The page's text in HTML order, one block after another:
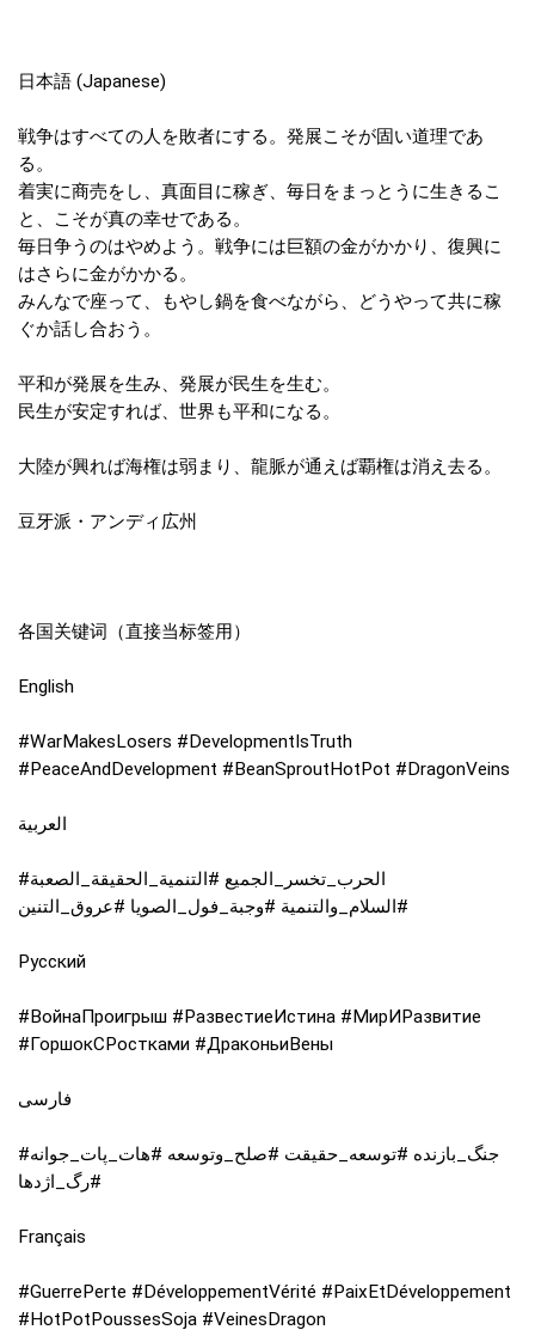
日本語 (Japanese)
戦争はすべての人を敗者にする。発展こそが固い道理であ
る。
着実に商売をし、真面目に稼ぎ、毎日をまっとうに生きるこ
と、こそが真の幸せである。
毎日争うのはやめよう。戦争には巨額の金がかかり、復興に
はさらに金がかかる。
みんなで座って、もやし鍋を食べながら、どうやって共に稼
ぐか話し合おう。
平和が発展を生み、発展が民生を生む。
民生が安定すれば、世界も平和になる。
大陸が興れば海権は弱まり、龍脈が通えば覇権は消え去る。
豆牙派・アンディ広州
各国关键词（直接当标签用）
English
#WarMakesLosers #DevelopmentIsTruth
#PeaceAndDevelopment #BeanSproutHotPot #DragonVeins
العربية
#الحرب_تخسر_الجميع #التنمية_الحقيقة_الصعبة
#السلام_والتنمية #وجبة_فول_الصويا #عروق_التنين
Русский
#ВойнаПроигрыш #РазвестиеИстина #МирИРазвитие
#ГоршокСРостками #ДраконьиВены
فارسی
#جنگ_بازنده #توسعه_حقیقت #صلح_وتوسعه #هات_پات_جوانه
#رگ_اژدها
Français
#GuerrePerte #DéveloppementVérité #PaixEtDéveloppement
#HotPotPoussesSoja #VeinesDragon